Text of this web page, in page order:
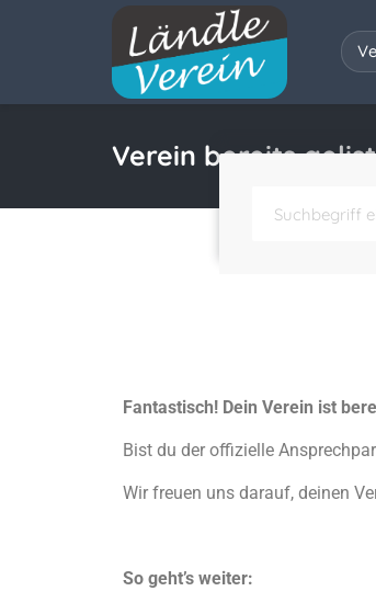
Verein bereits
Fantastisch! Dein Verein ist
Bist du der offizielle
Wir freuen uns darauf, deinen
So geht’s weiter: